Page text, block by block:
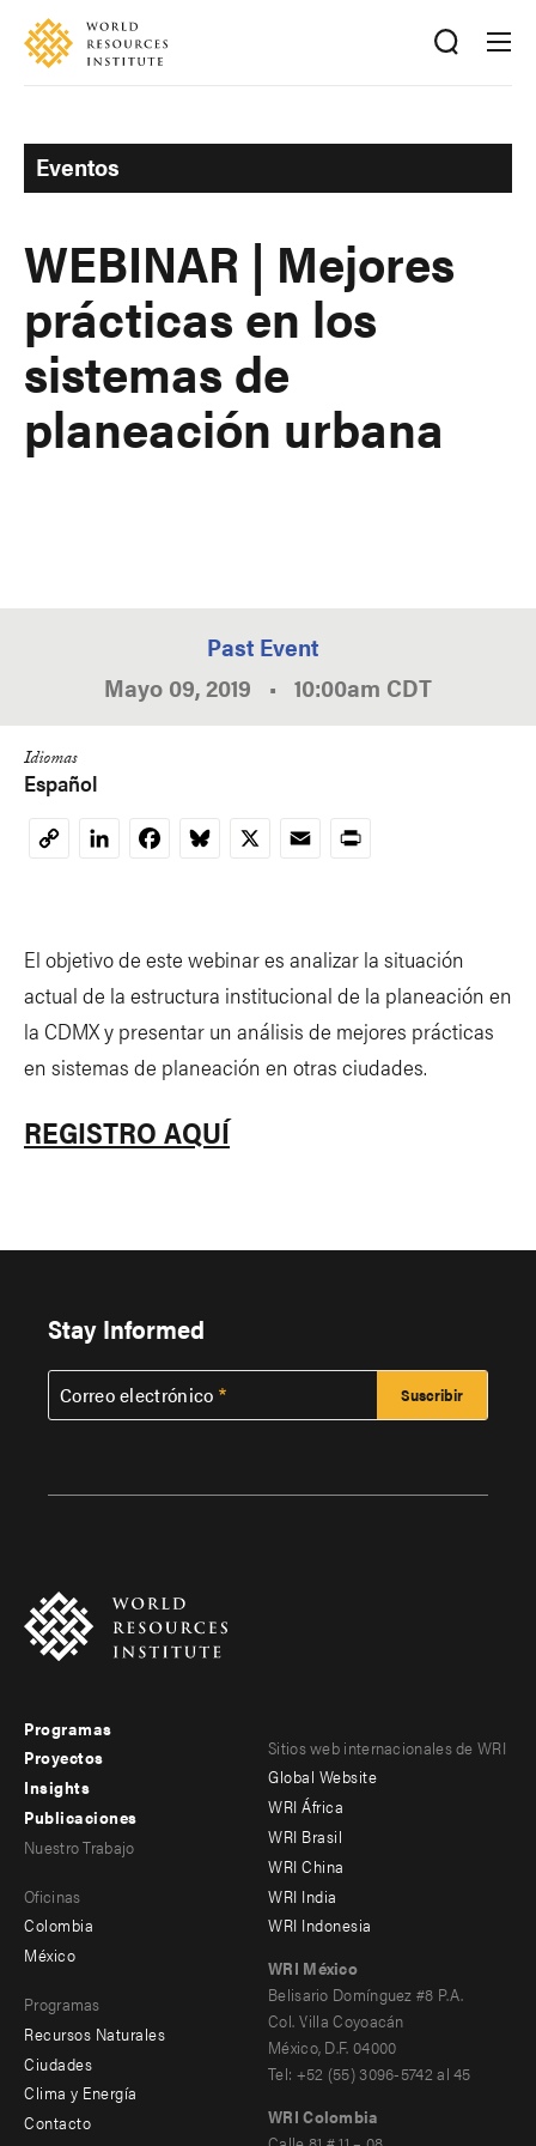
Skip
main
Accessibility
Eventos
WEBINAR | Mejores
prácticas en los
sistemas de
planeación urbana
Past Event
Mayo 09, 2019 • 10:00am CDT
Idiomas
Español
CopyLinkedInFacebookBluesky
X EmailPrint
El objetivo de este webinar es analizar la situación
actual de la estructura institucional de la planeación en
la CDMX y presentar un análisis de mejores prácticas
en sistemas de planeación en otras ciudades.
REGISTRO AQUÍ
Stay Informed
Correo electrónico
Footer
menu
-
Programas
Proyectos
Insights
Publicaciones
menu
-
Nuestro Trabajo
Oficinas
Colombia
México
Programas
Recursos Naturales
Ciudades
Clima y Energía
Contacto
Footer
menu
-
Offices
Sitios web internacionales de WRI
Global Website
WRI África
WRI Brasil
WRI China
WRI India
WRI Indonesia
WRI México
Belisario Domínguez #8 P.A.
Col. Villa Coyoacán
México, D.F. 04000
Tel: +52 (55) 3096-5742 al 45
WRI Colombia